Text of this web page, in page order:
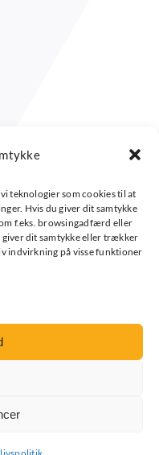
teknologier som cookies til at
Hvis du giver dit samtykke
f.eks. browsingadfærd eller
giver dit samtykke eller trækker
indvirkning på visse funktioner
Forældreintra
Elevintra
Lærerintra